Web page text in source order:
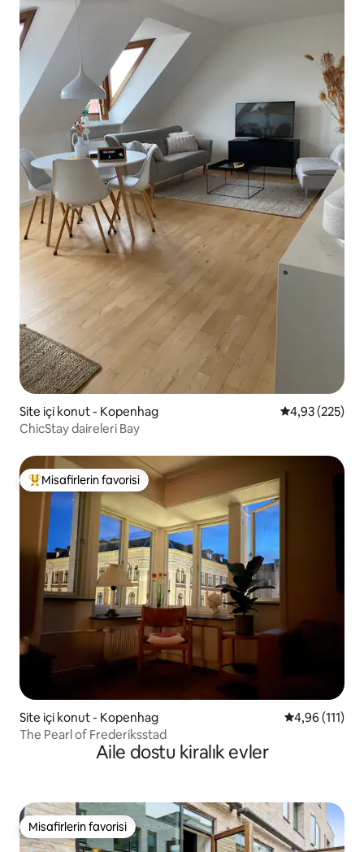
Site içi konut - Kopenhag 5 üzerinden
4,93 (225)
ChicStay daireleri Bay
Misafirlerin favorilerinden en beğenilenler arasında
Misafirlerin favorisi
Site içi konut - Kopenhag 5 üzerinden
4,96 (111)
The Pearl of Frederiksstad
Aile dostu kiralık evler
Misafirlerin favorisi
Misafirlerin favorisi